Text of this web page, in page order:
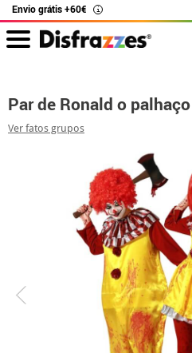
Envio grátis +60€ i
Par de Ronald o
Ver fatos grupos